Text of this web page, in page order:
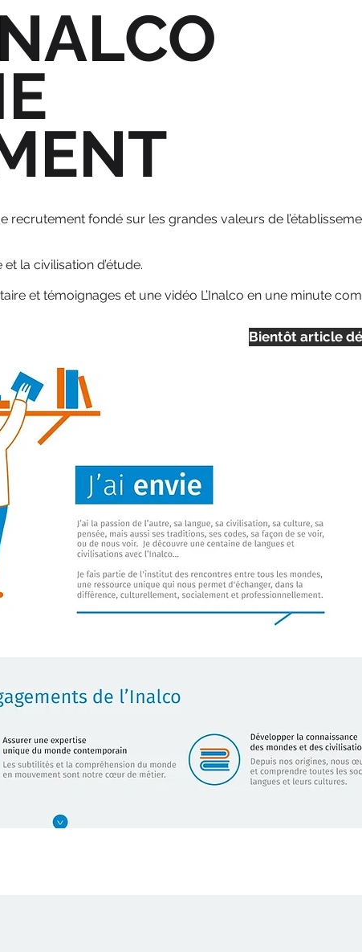
recrutement fondé sur les grandes valeurs de
la civilisation d’étude.
et témoignages et une vidéo L’Inalco en une minute
Bientôt article